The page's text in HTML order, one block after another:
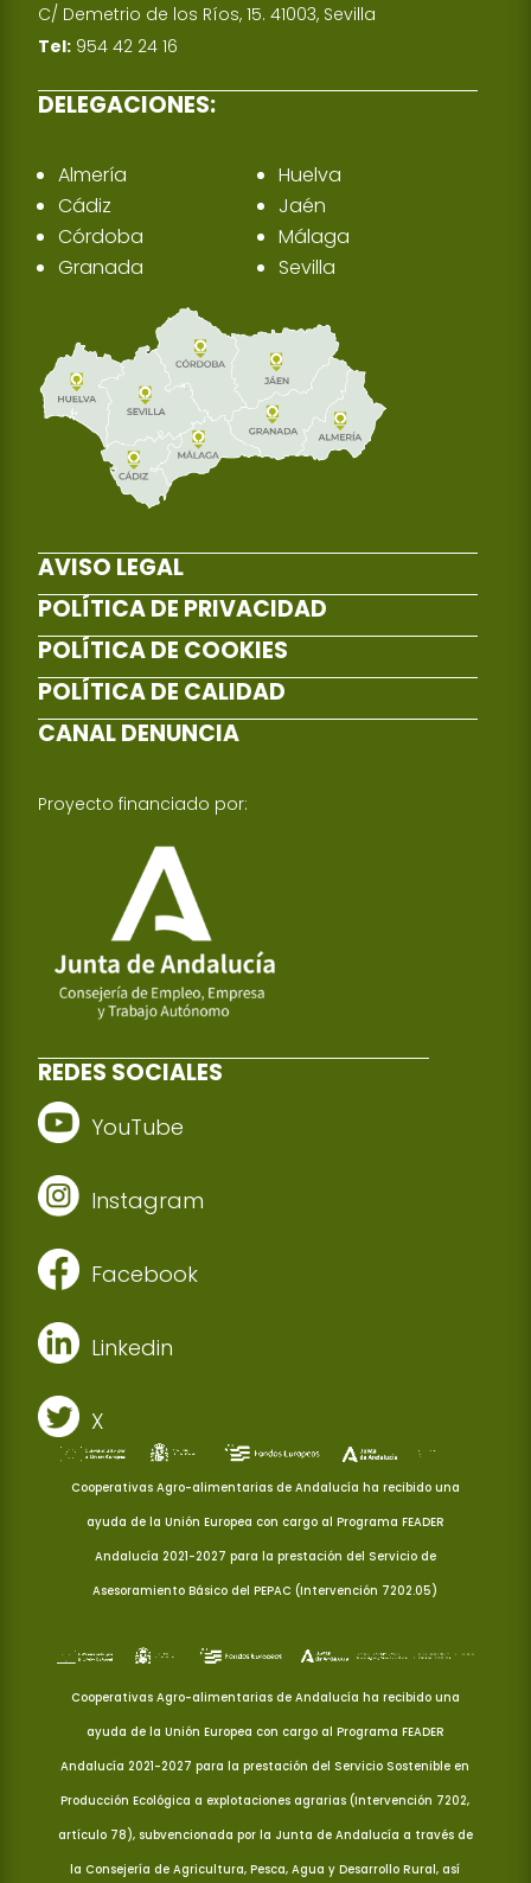
C/ Demetrio de los Ríos, 15. 41003, Sevilla
Tel: 954 42 24 16
DELEGACIONES:
Almería
Cádiz
Córdoba
Granada
Huelva
Jaén
Málaga
Sevilla
AVISO LEGAL
POLÍTICA DE PRIVACIDAD
POLÍTICA DE COOKIES
POLÍTICA DE CALIDAD
CANAL DENUNCIA
Proyecto financiado por:
REDES SOCIALES
YouTube
Instagram
Facebook
Linkedin
X
Cooperativas Agro-alimentarias de Andalucía ha recibido una
ayuda de la Unión Europea con cargo al Programa FEADER
Andalucía 2021-2027 para la prestación del Servicio de
Asesoramiento Básico del PEPAC (Intervención 7202.05)
Cooperativas Agro-alimentarias de Andalucía ha recibido una
ayuda de la Unión Europea con cargo al Programa FEADER
Andalucía 2021-2027 para la prestación del Servicio Sostenible en
Producción Ecológica a explotaciones agrarias (Intervención 7202,
artículo 78), subvencionada por la Junta de Andalucía a través de
la Consejería de Agricultura, Pesca, Agua y Desarrollo Rural, así